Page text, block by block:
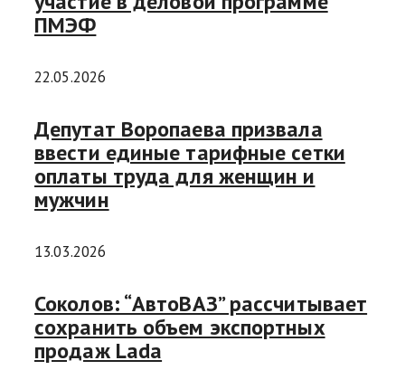
ПМЭФ
22.05.2026
Депутат Воропаева призвала
ввести единые тарифные сетки
оплаты труда для женщин и
мужчин
13.03.2026
Соколов: “АвтоВАЗ” рассчитывает
сохранить объем экспортных
продаж Lada